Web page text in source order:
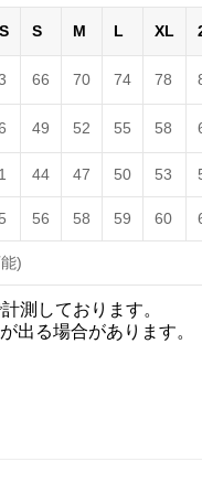
S M L XL
66 70 74 78
49 52 55 58
44 47 50 53
56 58 59 60
)
測しております。
出る場合があります。